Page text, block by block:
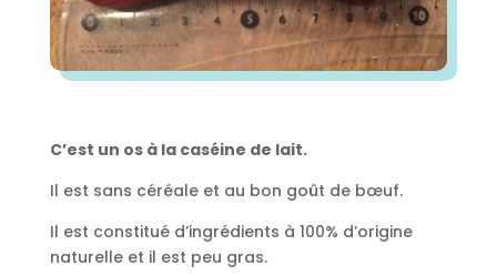
C’est un os à la caséine de lait.
Il est sans céréale et au bon goût de bœuf.
Il est constitué d’ingrédients à 100% d’origine
naturelle et il est peu gras.